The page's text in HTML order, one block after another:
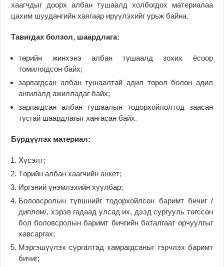
хаагчдыг доорх албан тушаалд холбогдох материалаа
цахим шуудангийн хаягаар ирүүлэхийг урьж байна.
Тавигдах болзол, шаардлага:
төрийн жинхэнэ албан тушаалд зохих ёсоор
томилогдсон байх;
зарлагдсан албан тушаалтай адил төрөл болон адил
ангилалд ажилладаг байх;
зарлагдсан албан тушаалын тодорхойлолтод заасан
тусгай шаардлагыг хангасан байх.
Бүрдүүлэх материал:
Хүсэлт;
Төрийн албан хаагчийн анкет;
Иргэний үнэмлэхийн хуулбар;
Боловсролын түвшнийг тодорхойлсон баримт бичиг /
диплом/, хэрэв гадаад улсад их, дээд сургууль төгссөн
бол боловсролын баримт бичгийн баталгаат орчуулгыг
хавсаргах;
Мэргэшүүлэх сургалтад хамрагдсаныг гэрчлэх баримт
бичиг;